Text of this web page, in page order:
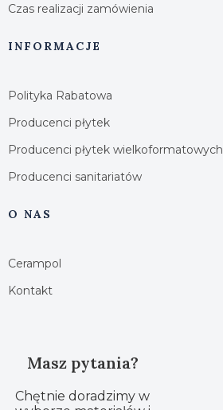
Czas realizacji zamówienia
INFORMACJE
Polityka Rabatowa
Producenci płytek
Producenci płytek wielkoformatowych
Producenci sanitariatów
O NAS
Cerampol
Kontakt
Masz pytania?
Chętnie doradzimy w